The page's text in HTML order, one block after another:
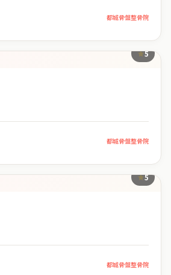
都城骨盤整骨院
5
都城骨盤整骨院
5
都城骨盤整骨院